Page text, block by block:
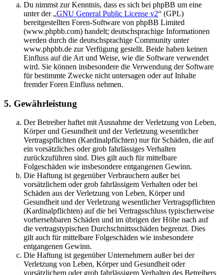
Du nimmst zur Kenntnis, dass es sich bei phpBB um eine
unter der „GNU General Public License v2“ (GPL)
bereitgestellten Foren-Software von phpBB Limited
(www.phpbb.com) handelt; deutschsprachige Informationen
werden durch die deutschsprachige Community unter
www.phpbb.de zur Verfügung gestellt. Beide haben keinen
Einfluss auf die Art und Weise, wie die Software verwendet
wird. Sie können insbesondere die Verwendung der Software
für bestimmte Zwecke nicht untersagen oder auf Inhalte
fremder Foren Einfluss nehmen.
5. Gewährleistung
Der Betreiber haftet mit Ausnahme der Verletzung von Leben,
Körper und Gesundheit und der Verletzung wesentlicher
Vertragspflichten (Kardinalpflichten) nur für Schäden, die auf
ein vorsätzliches oder grob fahrlässiges Verhalten
zurückzuführen sind. Dies gilt auch für mittelbare
Folgeschäden wie insbesondere entgangenen Gewinn.
Die Haftung ist gegenüber Verbrauchern außer bei
vorsätzlichem oder grob fahrlässigem Verhalten oder bei
Schäden aus der Verletzung von Leben, Körper und
Gesundheit und der Verletzung wesentlicher Vertragspflichten
(Kardinalpflichten) auf die bei Vertragsschluss typischerweise
vorhersehbaren Schäden und im übrigen der Höhe nach auf
die vertragstypischen Durchschnittsschäden begrenzt. Dies
gilt auch für mittelbare Folgeschäden wie insbesondere
entgangenen Gewinn.
Die Haftung ist gegenüber Unternehmern außer bei der
Verletzung von Leben, Körper und Gesundheit oder
vorsätzlichem oder grob fahrlässigem Verhalten des Betreibers